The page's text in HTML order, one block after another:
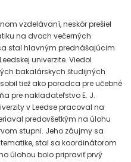
vzdelávaní, neskôr prešiel
na dvoch večerných
stal hlavným prednášajúcim
univerzite. Viedol
bakalárskych študijných
tiež ako poradca pre učebné
pre nakladateľstvo E. J.
v Leedse pracoval na
predovšetkým na úlohu
stupni. Jeho záujmy sa
stal sa koordinátorom
úlohou bolo pripraviť prvý